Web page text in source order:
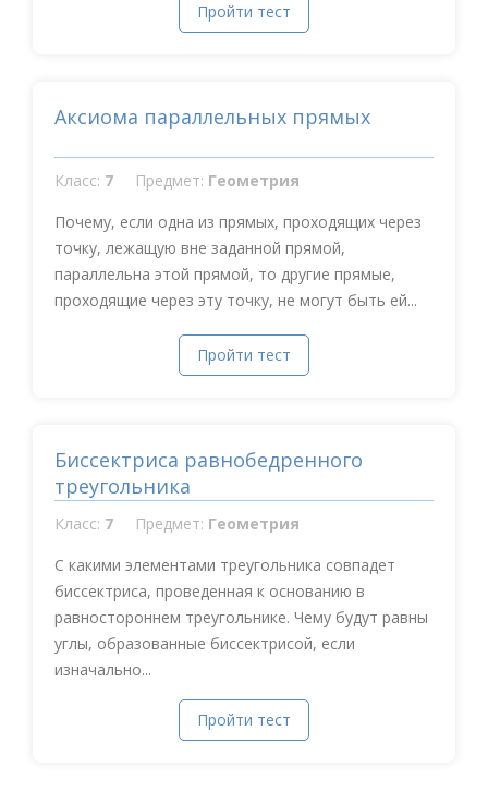
Пройти тест
Аксиома параллельных прямых
Класс: 7 Предмет: Геометрия
Почему, если одна из прямых, проходящих через
точку, лежащую вне заданной прямой,
параллельна этой прямой, то другие прямые,
проходящие через эту точку, не могут быть ей...
Пройти тест
Биссектриса равнобедренного
треугольника
Класс: 7 Предмет: Геометрия
С какими элементами треугольника совпадет
биссектриса, проведенная к основанию в
равностороннем треугольнике. Чему будут равны
углы, образованные биссектрисой, если
изначально...
Пройти тест